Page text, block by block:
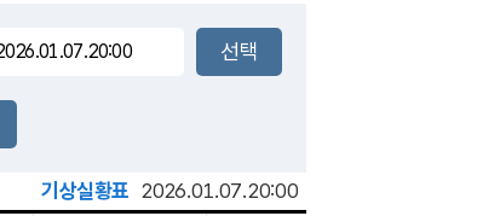
장호원
기상실황표 2026.01.07.20:00